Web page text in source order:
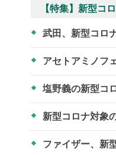
【特集】新型コ
武田、新型コロ
アセトアミノフ
塩野義の新型コ
新型コロナ対象
ファイザー、新